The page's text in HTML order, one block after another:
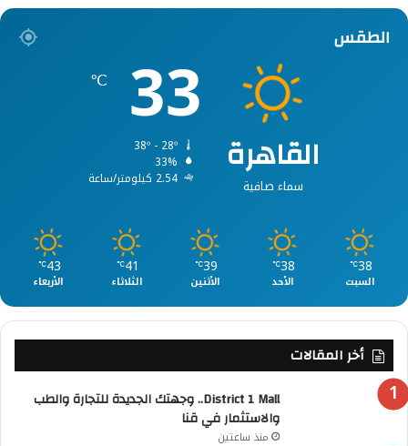
الطقس
القاهرة
سماء صافية
33
℃
33%
2.54 كيلومتر/ساعة
38
℃
السبت
38
℃
الأحد
39
℃
الأثنين
41
℃
الثلاثاء
43
℃
الأربعاء
أخر المقالات
District 1 Mall.. وجهتك الجديدة للتجارة والطب
والاستثمار في قنا
منذ ساعتين